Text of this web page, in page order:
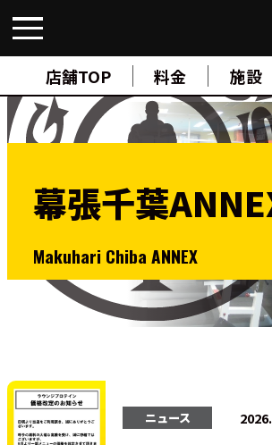
店舗TOP 料金 施設
FIND A GYM 店舗検索
ABOUT ゴールドジムについて
SUPPORTトレーニングサポ
SCHOOLスクール
STUDIO スタジオ
JOINご入会について
NEWSニュース
オンラインストア
幕張千葉
Makuhari Chiba ANNEX
ニュース